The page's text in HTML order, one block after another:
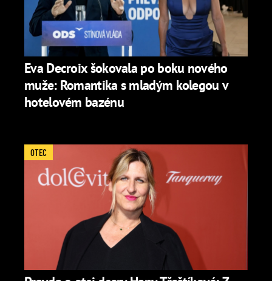
Eva Decroix šokovala po boku nového
muže: Romantika s mladým kolegou v
hotelovém bazénu
OTEC